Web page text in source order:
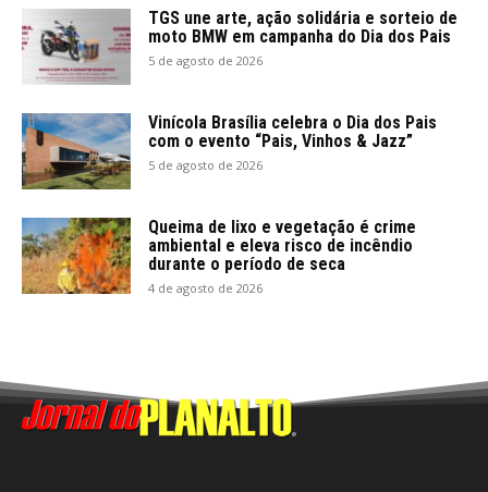
TGS une arte, ação solidária e sorteio de
moto BMW em campanha do Dia dos Pais
5 de agosto de 2026
Vinícola Brasília celebra o Dia dos Pais
com o evento “Pais, Vinhos & Jazz”
5 de agosto de 2026
Queima de lixo e vegetação é crime
ambiental e eleva risco de incêndio
durante o período de seca
4 de agosto de 2026